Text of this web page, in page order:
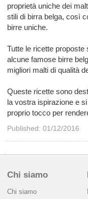
proprietà uniche dei
stili di birra belga, così
birre uniche.
Tutte le ricette
alcune famose birre
migliori malti di qualità
Queste ricette sono
la vostra ispirazione e
proprio tocco per
Published: 01/12/2016
Chi siamo
Chi siamo